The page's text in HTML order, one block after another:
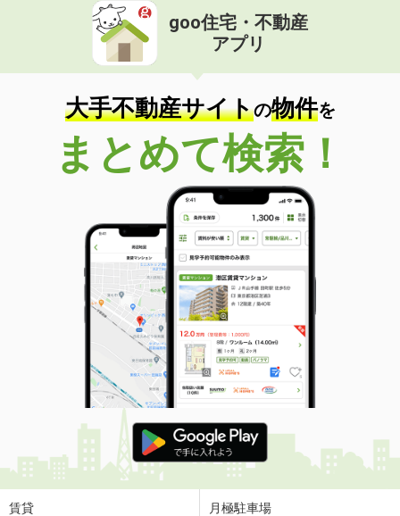
goo住宅・不動産
アプリ
大手不動産サイトの物件を
まとめて検索！
賃貸 月極駐車場